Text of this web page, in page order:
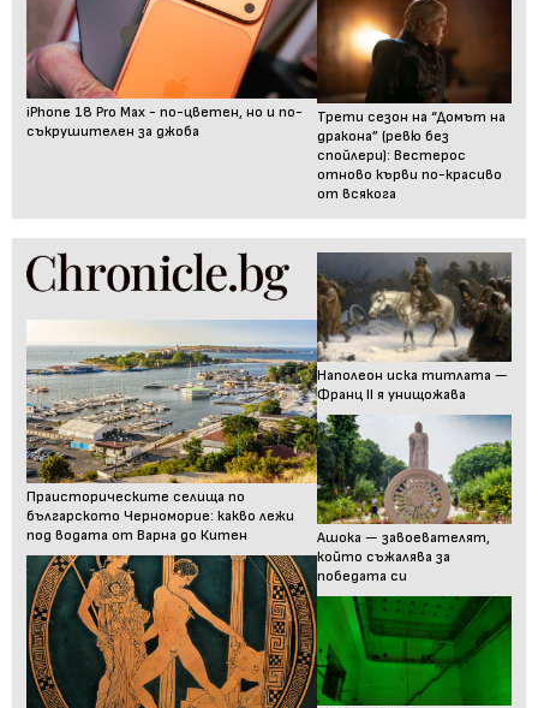
iPhone 18 Pro Max - по-цветен, но и по-
съкрушителен за джоба
Трети сезон на “Домът на
дракона” (ревю без
спойлери): Вестерос
отново кърви по-красиво
от всякога
Праисторическите селища по
българското Черноморие: какво лежи
под водата от Варна до Китен
Наполеон иска титлата —
Франц II я унищожава
Ашока — завоевателят,
който съжалява за
победата си